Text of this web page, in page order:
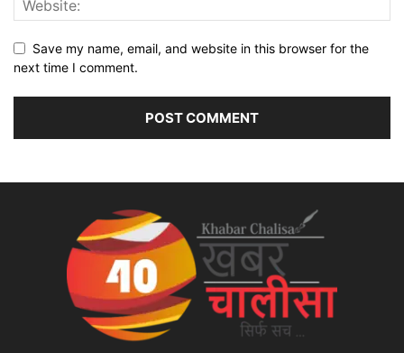
Save my name, email, and website in this browser for the
next time I comment.